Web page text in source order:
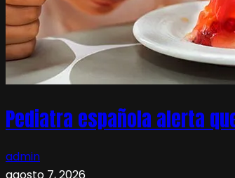
Pediatra española alerta
admin